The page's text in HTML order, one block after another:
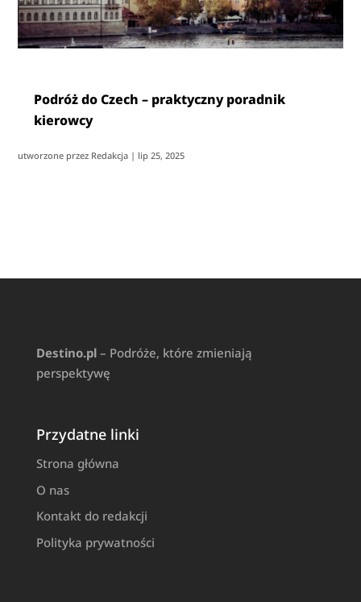
Podróż do Czech – praktyczny poradnik
kierowcy
utworzone przez Redakcja | lip 25, 2025
Destino.pl– Podróże, które zmieniają
perspektywę
Przydatne linki
Strona główna
O nas
Kontakt do redakcji
Polityka prywatności